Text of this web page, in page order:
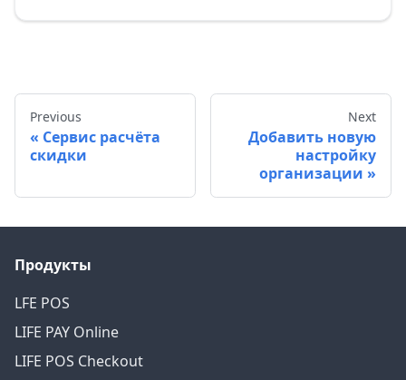
Previous
Сервис расчёта
скидки
Next
Добавить новую
настройку
организации
Продукты
LFE POS
LIFE PAY Online
LIFE POS Checkout